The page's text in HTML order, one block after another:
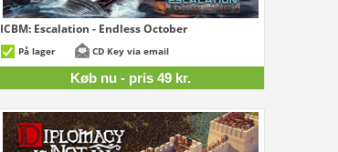
ICBM: Escalation - Endless October
På lager CD Key via email
Køb nu - pris 49 kr.